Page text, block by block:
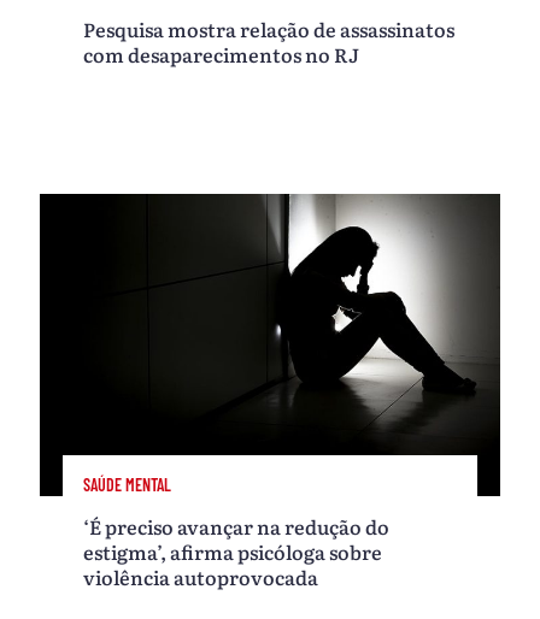
Pesquisa mostra relação de assassinatos
com desaparecimentos no RJ
SAÚDE MENTAL
‘É preciso avançar na redução do
estigma’, afirma psicóloga sobre
violência autoprovocada